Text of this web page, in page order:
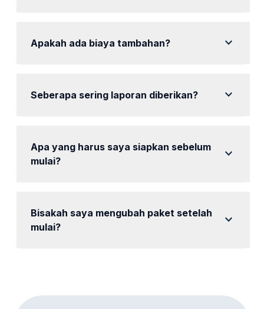
Apakah ada biaya tambahan? expand_more
Seberapa sering laporan diberikan? expand_more
Apa yang harus saya siapkan sebelum
mulai?
expand_more
Bisakah saya mengubah paket setelah
mulai?
expand_more